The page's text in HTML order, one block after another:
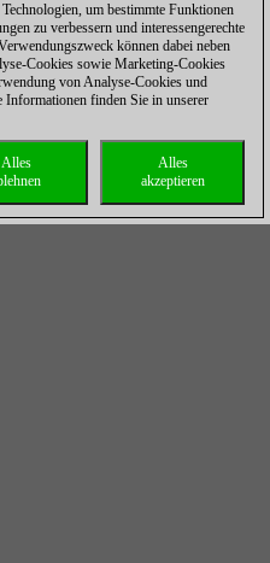
um bestimmte Funktionen
zu verbessern und interessengerechte
können dabei neben
Cookies sowie Marketing-Cookies
von Analyse-Cookies und
finden Sie in unserer
Alles
akzeptieren
Alles